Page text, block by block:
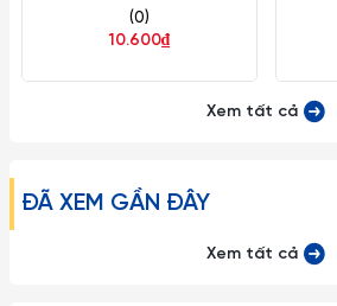
Long Phương Sứ LP AA 1112
(0)
10.600₫
Xem tất cả
ĐÃ XEM GẦN ĐÂY
Xem tất cả